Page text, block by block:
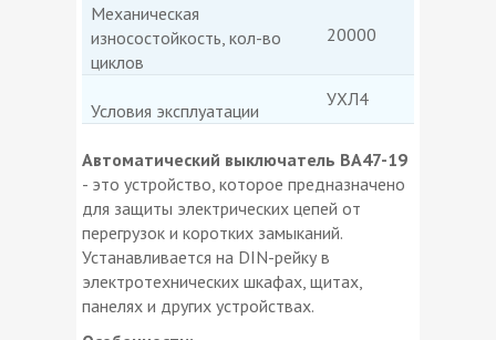
Механическая
износостойкость, кол-во
циклов
20000
Условия эксплуатации
УХЛ4
Автоматический выключатель BA47-19
- это устройство, которое предназначено
для защиты электрических цепей от
перегрузок и коротких замыканий.
Устанавливается на DIN-рейку в
электротехнических шкафах, щитах,
панелях и других устройствах.